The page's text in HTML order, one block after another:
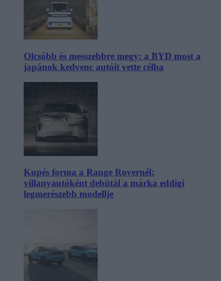
Olcsóbb és messzebbre megy: a BYD most a
japánok kedvenc autóit vette célba
Kupés forma a Range Rovernél:
villanyautóként debütál a márka eddigi
legmerészebb modellje